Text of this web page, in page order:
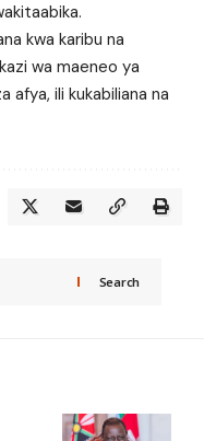
kwa karibu na
wa maeneo ya
afya, ili kukabiliana na
Search